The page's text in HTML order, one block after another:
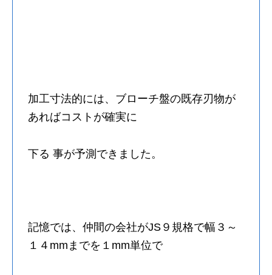
加工寸法的には、ブローチ盤の既存刃物が
あればコストが確実に
下る 事が予測できました。
記憶では、仲間の会社がJS９規格で幅３～
１４mmまでを１mm単位で